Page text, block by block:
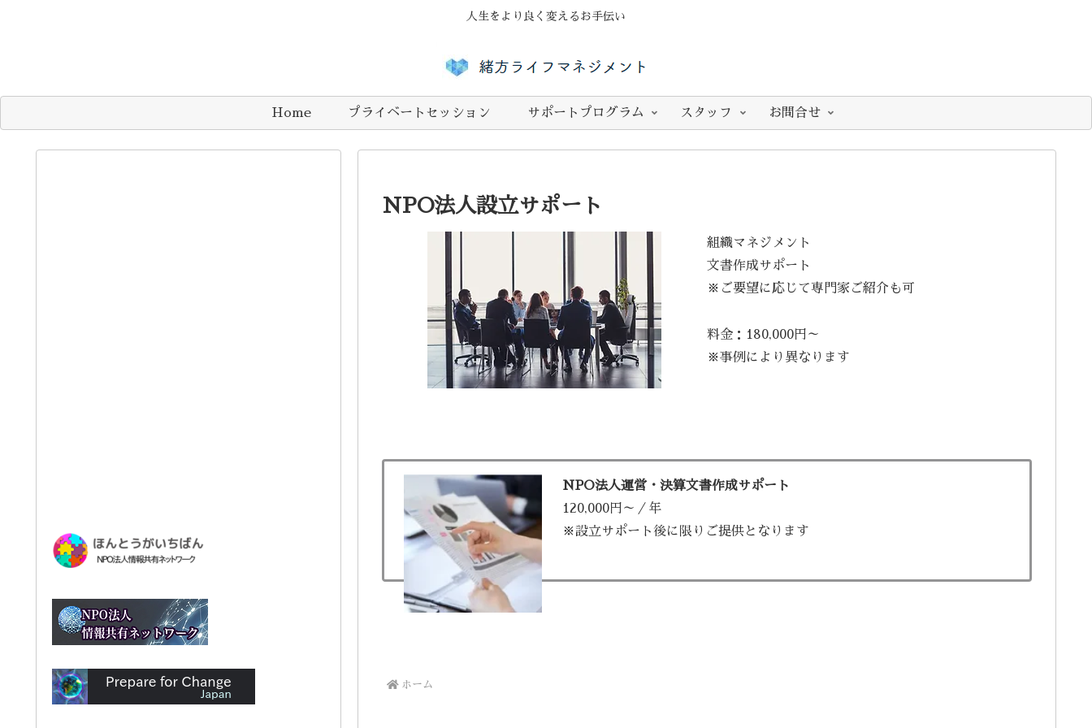
人生をより良く変えるお手伝い
Home プライベートセッション サポートプログラム スタッフ お問合せ
NPO法人設立サポート
組織マネジメント
文書作成サポート
※ご要望に応じて専門家ご紹介も可
料金：180,000円～
※事例により異なります
NPO法人運営・決算文書作成サポート
120,000円～／年
※設立サポート後に限りご提供となります
ホーム